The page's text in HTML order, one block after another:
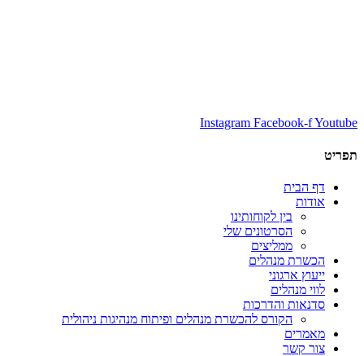
Instagram Facebook-fYoutube
תפריט
דף הבית
אודות
בין לקוחותינו
הסרטונים שלי
ממליצים
הכשרת מנהלים
ייעוץ ארגוני
לווי מנהלים
סדנאות והדרכות
הקורס להכשרת מנהלים ופיתוח מנהיגות ניהולית
מאמרים
צור קשר